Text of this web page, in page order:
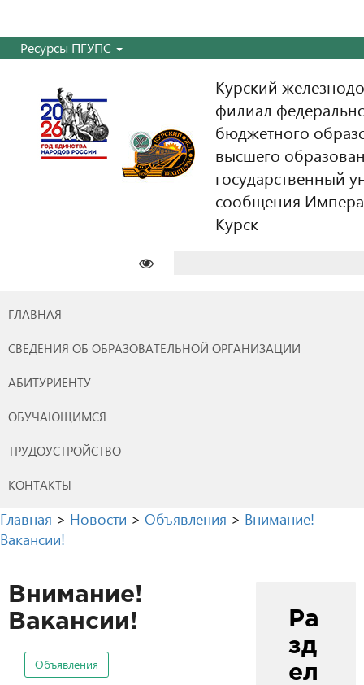
Ресурсы ПГУПС
Курский
филиал
бюджетного
высшего
государственный
сообщения
Курск
ГЛАВНАЯ
СВЕДЕНИЯ ОБ ОБРАЗОВАТЕЛЬНОЙ ОРГАНИЗАЦИИ
АБИТУРИЕНТУ
ОБУЧАЮЩИМСЯ
ТРУДОУСТРОЙСТВО
КОНТАКТЫ
Главная > Новости > Объявления > Внимание!
Вакансии!
Внимание!
Вакансии!
Объявления
Ра
зд
ел